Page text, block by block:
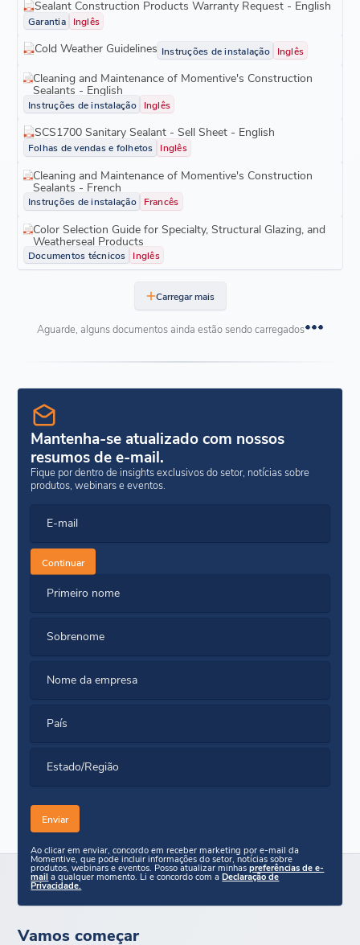
Sealant Construction Products Warranty Request - English
Garantia Inglês
Cold Weather Guidelines Instruções de instalação Inglês
Cleaning and Maintenance of Momentive's Construction
Sealants - English
Instruções de instalação Inglês
SCS1700 Sanitary Sealant - Sell Sheet - English
Folhas de vendas e folhetos Inglês
Cleaning and Maintenance of Momentive's Construction
Sealants - French
Instruções de instalação Francês
Color Selection Guide for Specialty, Structural Glazing, and
Weatherseal Products
Documentos técnicos Inglês
Carregar mais
Aguarde, alguns documentos ainda estão sendo carregados
Mantenha-se atualizado com nossos
resumos de e-mail.
Fique por dentro de insights exclusivos do setor, notícias sobre
produtos, webinars e eventos.
E-mail
Continuar
Primeiro nome
Sobrenome
Nome da empresa
País
Estado/Região
Ao clicar em enviar, concordo em receber marketing por e-mail da
Momentive, que pode incluir informações do setor, notícias sobre
produtos, webinars e eventos. Posso atualizar minhaspreferências de e-
mail a qualquer momento. Li e concordo com aDeclaração de
Privacidade.
Vamos começar